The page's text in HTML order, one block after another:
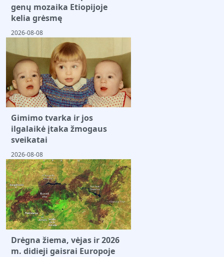
genų mozaika Etiopijoje
kelia grėsmę
2026-08-08
Gimimo tvarka ir jos
ilgalaikė įtaka žmogaus
sveikatai
2026-08-08
Drėgna žiema, vėjas ir 2026
m. didieji gaisrai Europoje